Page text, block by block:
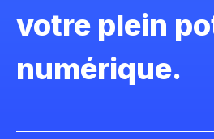
votre plein
numérique.